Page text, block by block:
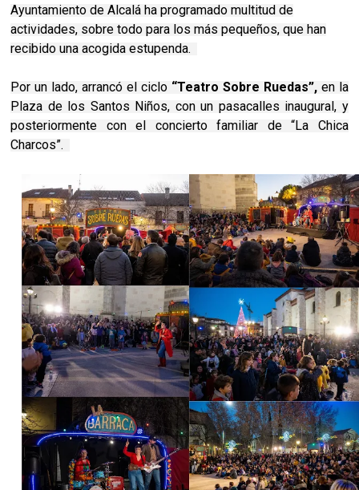
Ayuntamiento de Alcalá ha programado multitud de
actividades, sobre todo para los más pequeños, que han
recibido una acogida estupenda.
Por un lado, arrancó el ciclo “Teatro Sobre Ruedas”,en la
Plaza de los Santos Niños, con un pasacalles inaugural, y
posteriormente con el concierto familiar de “La Chica
Charcos”.